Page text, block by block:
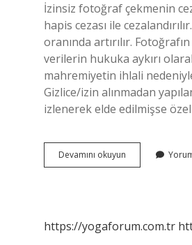
İzinsiz fotoğraf çekmenin
hapis cezası ile
oranında artırılır.
verilerin hukuka aykırı
mahremiyetin ihlali
Gizlice/izin alınmadan
izlenerek elde edilmişse
Devamını okuyun
Fotoğraf
https://yogaforum.com.tr